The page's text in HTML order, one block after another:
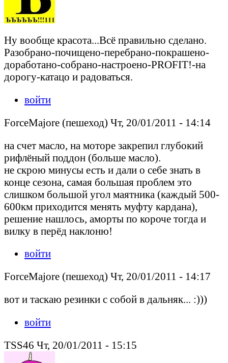
Ну вообще красота...Всё правильно сделано.
Разобрано-почищено-перебрано-покрашено-
доработано-собрано-настроено-PROFIT!-на
дорогу-катацо и радоваться.
войти
ForceMajore (пешеход) Чт, 20/01/2011 - 14:14
на счет масло, на моторе закрепил глубокий
рифлёный поддон (больше масло).
не скрою минусы есть и дали о себе знать в
конце сезона, самая большая проблем это
слишком большой угол маятника (каждый 500-
600км приходится менять муфту кардана),
решение нашлось, аморты по короче тогда и
вилку в перёд наклоню!
войти
ForceMajore (пешеход) Чт, 20/01/2011 - 14:17
вот и таскаю резинки с собой в дальняк... :)))
войти
TSS46 Чт, 20/01/2011 - 15:15